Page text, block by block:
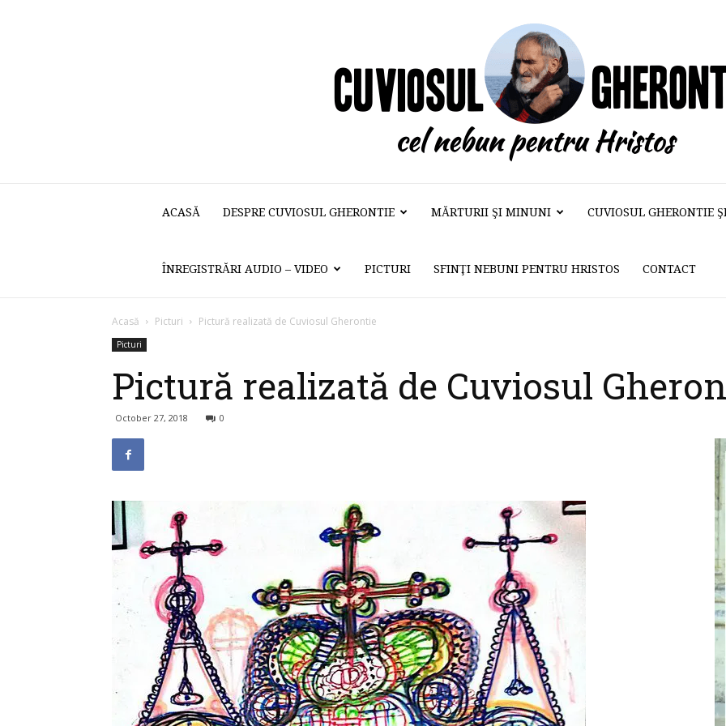
Cuviosul
nebun
ACASĂ DESPRE CUVIOSUL GHERONTIE MĂRTURII ŞI MINUNI CUVIOSUL GHERONTIE
ÎNREGISTRĂRI AUDIO – VIDEO PICTURI SFINŢI NEBUNI PENTRU HRISTOS CONTACT
Acasă Picturi Pictură realizată de Cuviosul Gherontie
Picturi
Pictură realizată de Cuviosul
October 27, 2018 0